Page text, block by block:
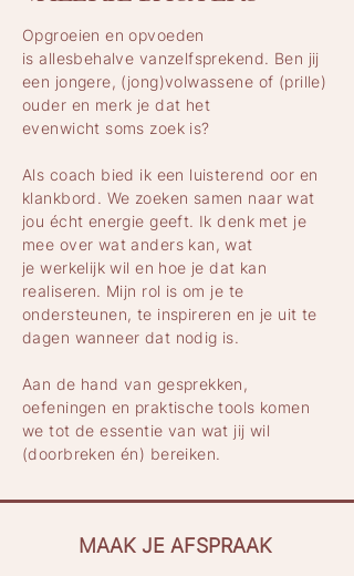
Opgroeien en opvoeden
is allesbehalve vanzelfsprekend. Ben jij
een jongere, (jong)volwassene of (prille)
ouder en merk je dat het
evenwicht soms zoek is?
Als coach bied ik een luisterend oor en
klankbord. We zoeken samen naar wat
jou écht energie geeft. Ik denk met je
mee over wat anders kan, wat
je werkelijk wil en hoe je dat kan
realiseren. Mijn rol is om je te
ondersteunen, te inspireren en je uit te
dagen wanneer dat nodig is.
Aan de hand van gesprekken,
oefeningen en praktische tools komen
we tot de essentie van wat jij wil
(doorbreken én) bereiken.
MAAK JE AFSPRAAK